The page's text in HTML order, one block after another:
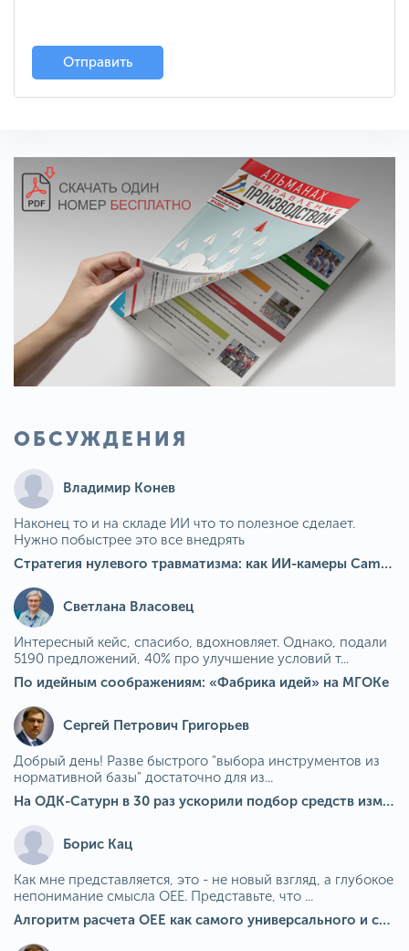
Отправить
ОБСУЖДЕНИЯ
Владимир Конев
Наконец то и на складе ИИ что то полезное сделает.
Нужно побыстрее это все внедрять
Стратегия нулевого травматизма: как ИИ-камеры Camkord снижают риск наезда на пешехода при работе на погрузчике
Светлана Власовец
Интересный кейс, спасибо, вдохновляет. Однако, подали
5190 предложений, 40% про улучшение условий т...
По идейным соображениям: «Фабрика идей» на МГОКе
Сергей Петрович Григорьев
Добрый день! Разве быстрого "выбора инструментов из
нормативной базы" достаточно для из...
На ОДК-Сатурн в 30 раз ускорили подбор средств измерения для контроля качества продукции
Борис Кац
Как мне представляется, это - не новый взгляд, а глубокое
непонимание смысла OEE. Представьте, что ...
Алгоритм расчета ОЕЕ как самого универсального и современного показателя эффективности оборудования в мире